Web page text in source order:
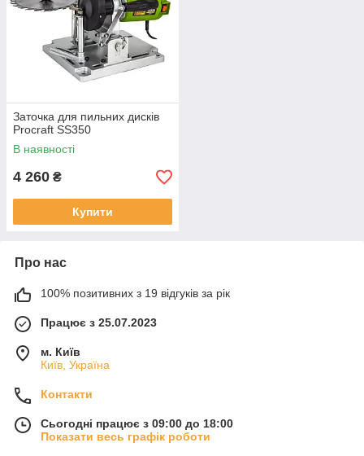
Заточка для пильних дисків
Procraft SS350
В наявності
4 260 ₴
Купити
Про нас
100% позитивних з 19 відгуків за рік
Працює з 25.07.2023
м. Київ
Київ, Україна
Контакти
Сьогодні працює з 09:00 до 18:00
Показати весь графік роботи